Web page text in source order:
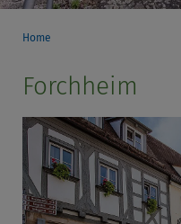
Home
Forchheim